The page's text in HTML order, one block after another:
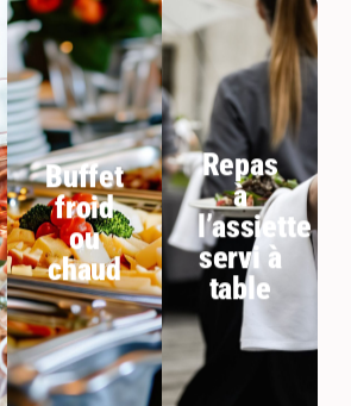
Buffet
froid
ou
chaud
Repas
à
l’assiette
servi à
table